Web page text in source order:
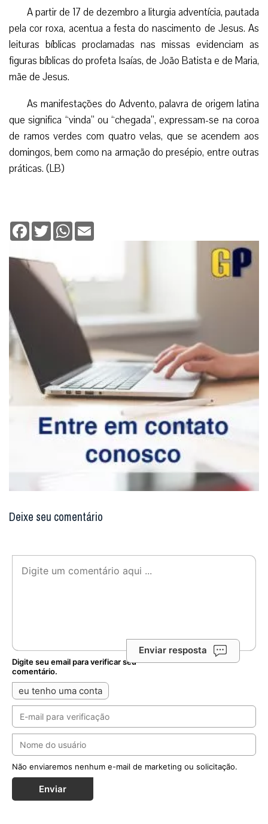
A partir de 17 de dezembro a liturgia adventícia, pautada
pela cor roxa, acentua a festa do nascimento de Jesus. As
leituras bíblicas proclamadas nas missas evidenciam as
figuras bíblicas do profeta Isaías, de João Batista e de Maria,
mãe de Jesus.
As manifestações do Advento, palavra de origem latina
que significa “vinda” ou “chegada”, expressam-se na coroa
de ramos verdes com quatro velas, que se acendem aos
domingos, bem como na armação do presépio, entre outras
práticas. (LB)
Facebook
TwitterWhatsApp
Deixe seu comentário
Enviar resposta
Digite seu email para verificar seu
comentário.
eu tenho uma conta
Não enviaremos nenhum e-mail de marketing ou solicitação.
Enviar